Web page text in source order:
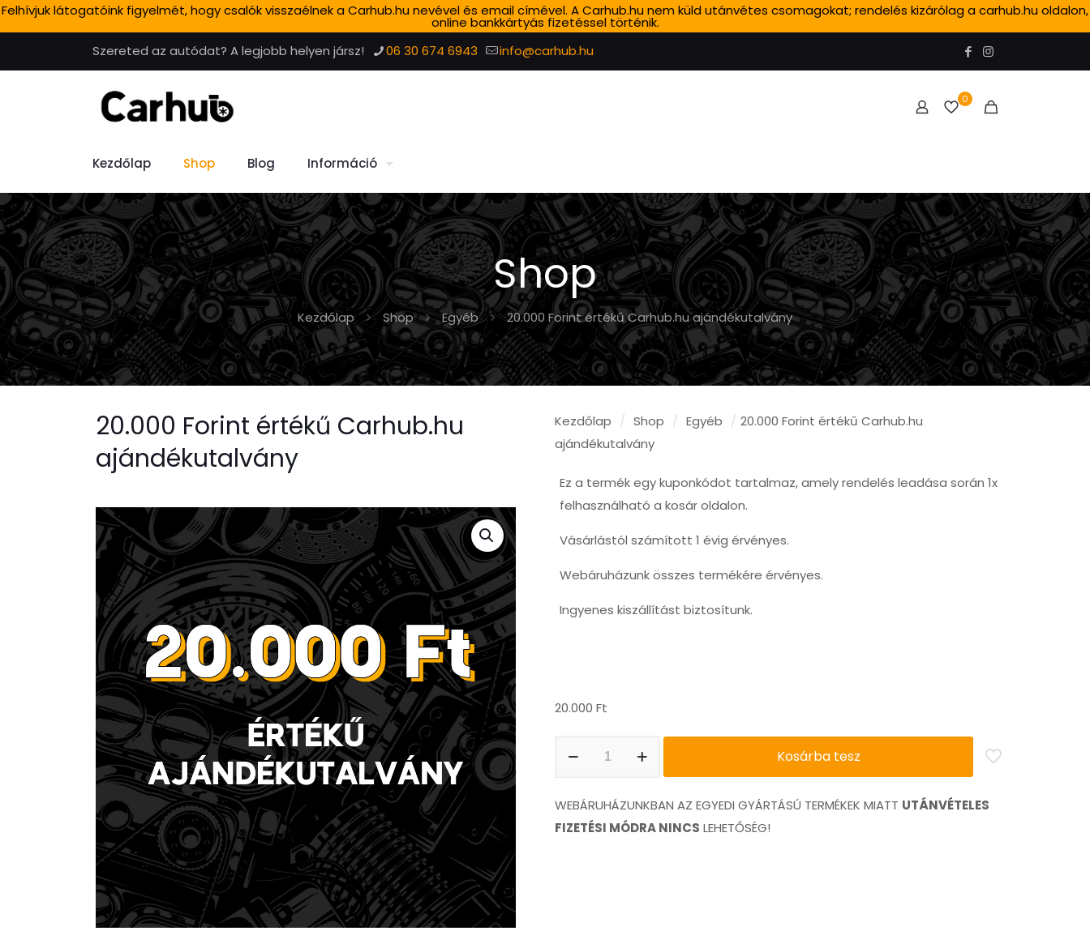
Felhívjuk látogatóink figyelmét, hogy csalók visszaélnek a Carhub.hu nevével és email címével. A Carhub.hu nem küld utánvétes csomagokat; rendelés kizárólag a carhub.hu oldalon,
online bankkártyás fizetéssel történik.
Szereted az autódat? A legjobb helyen jársz!
06 30 674 6943 info@carhub.hu
0
Kezdőlap Shop Blog Információ
Shop
Kezdőlap Shop Egyéb 20.000 Forint értékű Carhub.hu ajándékutalvány
20.000 Forint értékű Carhub.hu
ajándékutalvány
Kezdőlap / Shop / Egyéb / 20.000 Forint értékű Carhub.hu
ajándékutalvány
Ez a termék egy kuponkódot tartalmaz, amely rendelés leadása során 1x
felhasználható a kosár oldalon.
Vásárlástól számított 1 évig érvényes.
Webáruházunk összes termékére érvényes.
Ingyenes kiszállítást biztosítunk.
20.000 Ft
Carhub.hu
ajándékutalvány
Kosárba tesz
WEBÁRUHÁZUNKBAN AZ EGYEDI GYÁRTÁSÚ TERMÉKEK MIATT UTÁNVÉTELES
FIZETÉSI MÓDRA NINCS LEHETŐSÉG!